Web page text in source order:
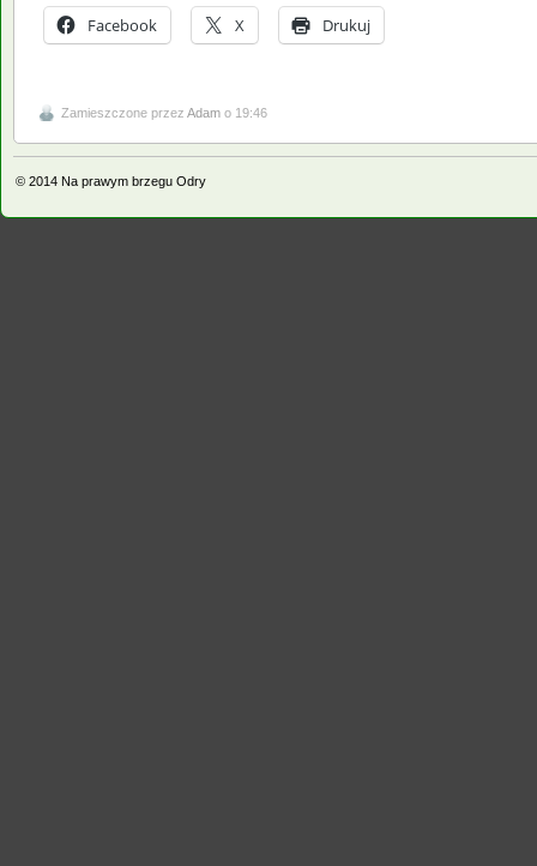
Facebook X Drukuj
Zamieszczone przez Adam o 19:46
© 2014 Na prawym brzegu Odry